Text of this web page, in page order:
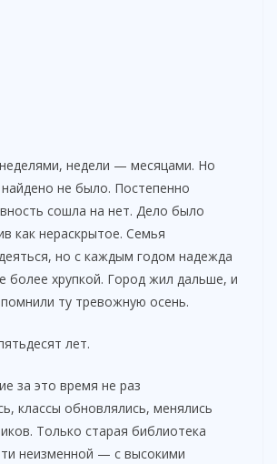
недели — месяцами. Но
найдено не было. Постепенно
сошла на нет. Дело было
как нераскрытое. Семья
но с каждым годом надежда
более хрупкой. Город жил дальше, и
ту тревожную осень.
лет.
за это время не раз
классы обновлялись, менялись
Только старая библиотека
неизменной — с высокими